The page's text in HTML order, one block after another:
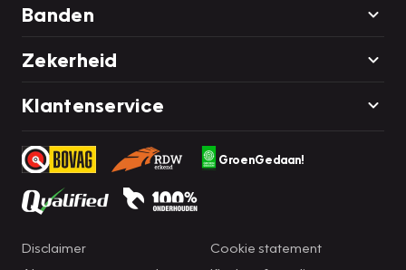
Banden
Zekerheid
Klantenservice
GroenGedaan!
Disclaimer
Cookie statement